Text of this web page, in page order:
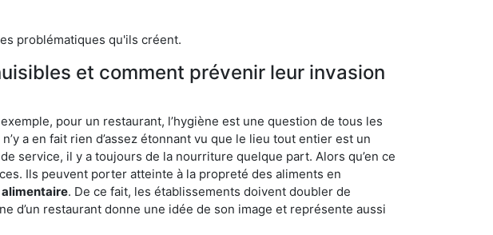
problématiques qu'ils créent.
et comment prévenir leur invasion
pour un restaurant, l’hygiène est une question de tous les
a en fait rien d’assez étonnant vu que le lieu tout entier est un
service, il y a toujours de la nourriture quelque part. Alors qu’en ce
Ils peuvent porter atteinte à la propreté des aliments en
. De ce fait, les établissements doivent doubler de
d’un restaurant donne une idée de son image et représente aussi